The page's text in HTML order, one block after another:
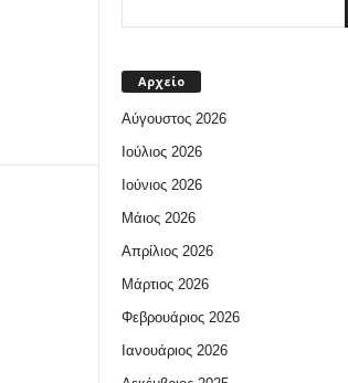
Αρχείο
Αύγουστος 2026
Ιούλιος 2026
Ιούνιος 2026
Μάιος 2026
Απρίλιος 2026
Μάρτιος 2026
Φεβρουάριος 2026
Ιανουάριος 2026